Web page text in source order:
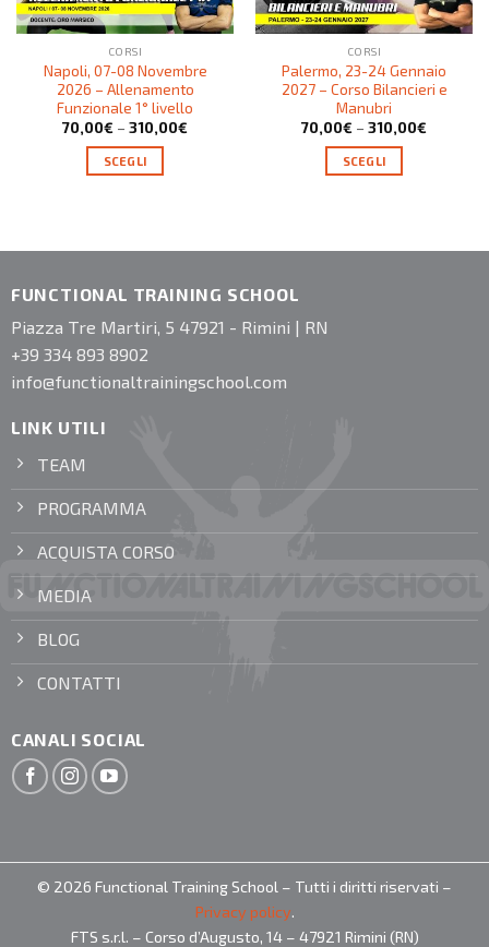
CORSI
Napoli, 07-08 Novembre
2026 – Allenamento
Funzionale 1° livello
70,00€ – 310,00€
SCEGLI
CORSI
Palermo, 23-24 Gennaio
2027 – Corso Bilancieri e
Manubri
70,00€ – 310,00€
SCEGLI
FUNCTIONAL TRAINING SCHOOL
Piazza Tre Martiri, 5 47921 - Rimini | RN
+39 334 893 8902
info@functionaltrainingschool.com
LINK UTILI
TEAM
PROGRAMMA
ACQUISTA CORSO
MEDIA
BLOG
CONTATTI
CANALI SOCIAL
© 2026 Functional Training School – Tutti i diritti riservati –
Privacy policy.
FTS s.r.l. – Corso d’Augusto, 14 – 47921 Rimini (RN)